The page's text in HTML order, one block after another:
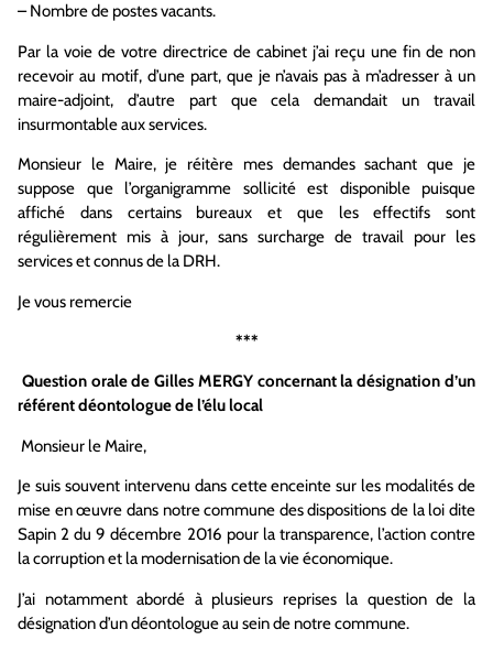
– Nombre de postes vacants.
Par la voie de votre directrice de cabinet j’ai reçu une fin de non
recevoir au motif, d’une part, que je n’avais pas à m’adresser à un
maire-adjoint, d’autre part que cela demandait un travail
insurmontable aux services.
Monsieur le Maire, je réitère mes demandes sachant que je
suppose que l’organigramme sollicité est disponible puisque
affiché dans certains bureaux et que les effectifs sont
régulièrement mis à jour, sans surcharge de travail pour les
services et connus de la DRH.
Je vous remercie
***
Question orale de Gilles MERGY concernant la désignation d’un
référent déontologue de l’élu local
Monsieur le Maire,
Je suis souvent intervenu dans cette enceinte sur les modalités de
mise en œuvre dans notre commune des dispositions de la loi dite
Sapin 2 du 9 décembre 2016 pour la transparence, l’action contre
la corruption et la modernisation de la vie économique.
J’ai notamment abordé à plusieurs reprises la question de la
désignation d’un déontologue au sein de notre commune.